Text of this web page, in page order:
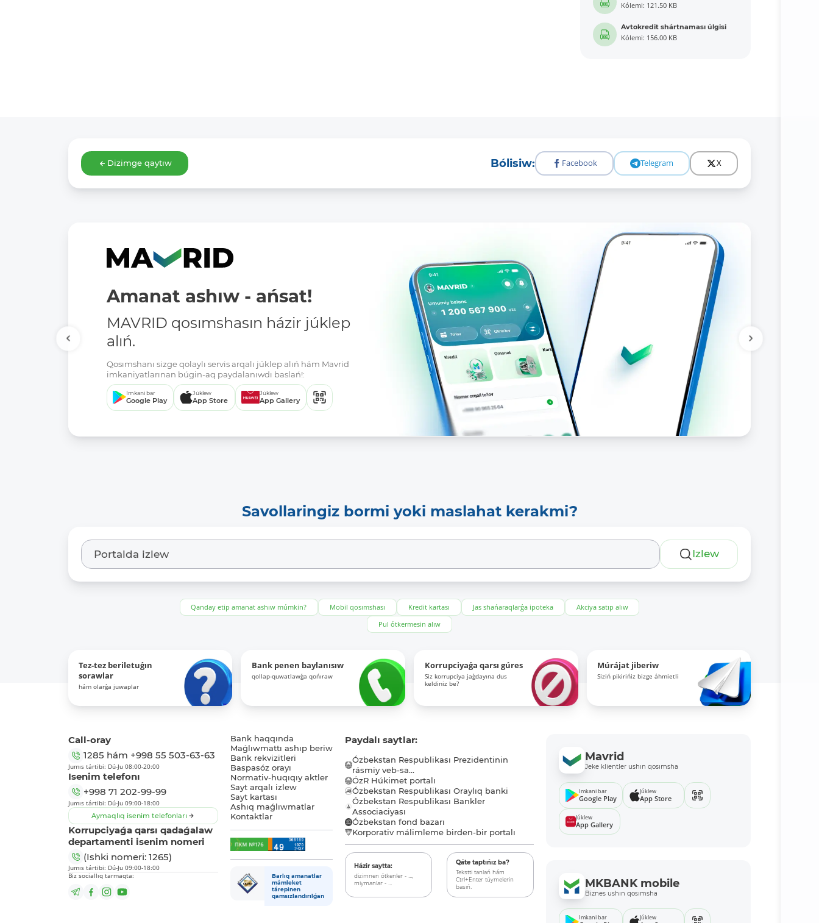
Kólemi: 121.50 KB
Avtokredit shártnaması úlgisi
Kólemi: 156.00 KB
Dizimge qaytıw Bólisiw: Facebook Telegram X
Amanat ashıw - ańsat!
MAVRID qosımshasın házir júklep
alıń.
Qosımshanı sizge qolaylı servis arqalı júklep alıń hám Mavrid
imkaniyatlarınan búgin-aq paydalanıwdı baslań!:
Imkani bar
Google Play
Júklew
App Store
Júklew
App Gallery
Savollaringiz bormi yoki maslahat kerakmi?
Izlew
Qanday etip amanat ashıw múmkin? Mobil qosımshası Kredit kartası Jas shańaraqlarǵa ipoteka
Akciya satıp alıw
Pul ótkermesin alıw
Tez-tez beriletuǵın
sorawlar
hám olarǵa juwaplar
Bank penen baylanısıw
qollap-quwatlawǵa qońıraw
Korrupciyaǵa qarsı gúres
Siz korrupciya jaǵdayına dus
keldiniz be?
Múrájat jiberiw
Siziń pikirińiz bizge áhmietli
Call-oray
1285 hám +998 55 503-63-63
Jumıs tártibi: Dú-Ju 08:00-20:00
Isenim telefonı
+998 71 202-99-99
Jumıs tártibi: Dú-Ju 09:00-18:00
Aymaqlıq isenim telefonları
Korrupciyaǵa qarsı qadaǵalaw
departamenti isenim nomeri
(Ishki nomeri: 1265)
Jumıs tártibi: Dú-Ju 09:00-18:00
Biz sociallıq tarmaqta:
Bank haqqında
Maǵlıwmattı ashıp beriw
Bank rekvizitleri
Baspasóz orayı
Normativ-huqıqıy aktler
Sayt arqalı izlew
Sayt kartası
Ashıq maǵlıwmatlar
Kontaktlar
Barlıq amanatlar
mámleket
tárepinen
qamsızlandırılǵan
Paydalı saytlar:
Ózbekstan Respublikası Prezidentinin
rásmiy veb-sa...
ÓzR Húkimet portalı
Ózbekstan Respublikası Oraylıq banki
Ózbekstan Respublikası Bankler
Associaciyası
Ózbekstan fond bazarı
Korporativ málimleme birden-bir portalı
Házir saytta:
dizimnen ótkenler - ...,
miymanlar - ...
Qáte taptıńız ba?
Tekstti tanlań hám
Ctrl+Enter túymelerin
basıń.
Mavrid
Jeke klientler ushın qosımsha
Imkani bar
Google Play
Júklew
App Store
Júklew
App Gallery
MKBANK mobile
Biznes ushın qosımsha
Imkani bar Júklew